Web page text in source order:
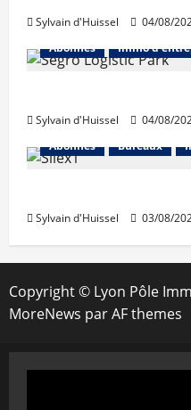
Sylvain d'Huissel
04/08/
Abonnés
Immo
Sylvain d'Huissel
04/08/
Abonnés
Bureaux
Sylvain d'Huissel 03/08/
Copyright © Lyon Pôle
MoreNews par AF themes